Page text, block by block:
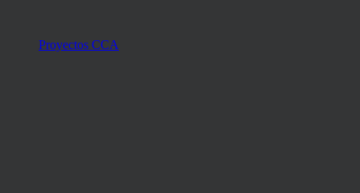
Proyectos CCA